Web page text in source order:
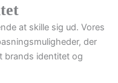
at skille sig ud. Vores
der
brands identitet og